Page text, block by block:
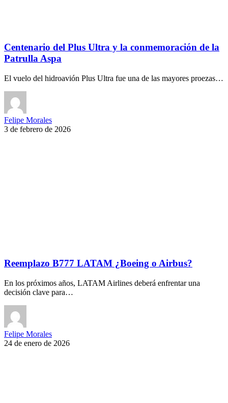
Centenario del Plus Ultra y la conmemoración de la
Patrulla Aspa
El vuelo del hidroavión Plus Ultra fue una de las mayores proezas…
Felipe Morales
3 de febrero de 2026
Reemplazo B777 LATAM ¿Boeing o Airbus?
En los próximos años, LATAM Airlines deberá enfrentar una
decisión clave para…
Felipe Morales
24 de enero de 2026